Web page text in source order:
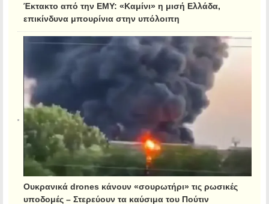
Έκτακτο από την ΕΜΥ: «Καμίνι» η μισή Ελλάδα,
επικίνδυνα μπουρίνια στην υπόλοιπη
Ουκρανικά drones κάνουν «σουρωτήρι» τις ρωσικές
υποδομές – Στερεύουν τα καύσιμα του Πούτιν